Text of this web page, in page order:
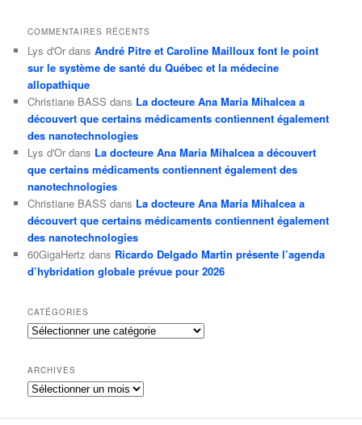
COMMENTAIRES RÉCENTS
Lys d'Or dansAndré Pitre et Caroline Mailloux font le point
sur le système de santé du Québec et la médecine
allopathique
Christiane BASS dans La docteure Ana Maria Mihalcea a
découvert que certains médicaments contiennent également
des nanotechnologies
Lys d'Or dans La docteure Ana Maria Mihalcea a découvert
que certains médicaments contiennent également des
nanotechnologies
Christiane BASS dans La docteure Ana Maria Mihalcea a
découvert que certains médicaments contiennent également
des nanotechnologies
60GigaHertz dans Ricardo Delgado Martin présente l’agenda
d’hybridation globale prévue pour 2026
CATÉGORIES
Catégories
ARCHIVES
Archives